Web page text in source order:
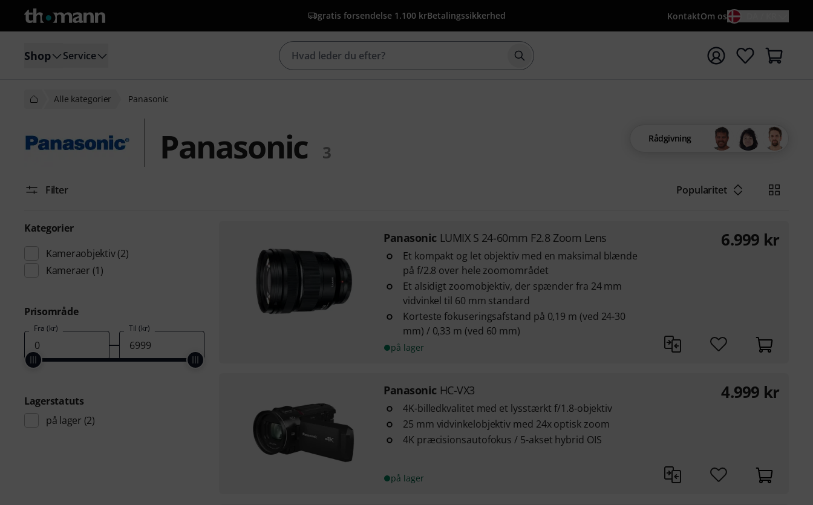
gratis forsendelse 1.100 krBetalingssikkerhed KontaktOm os
Shop Service Start søgning med søgeord {searchTerm}
Alle kategorier Panasonic
Panasonic 3
Rådgivning
Filter Popularitet
Kategorier
Kameraobjektiv(2)
Kameraer (1)
Prisområde
Fra (kr) Til (kr)
Lagerstatuts
på lager (2)
Panasonic LUMIX S 24-60mm F2.8 Zoom Lens
Et kompakt og let objektiv med en maksimal blænde
på f/2.8 over hele zoomområdet
Et alsidigt zoomobjektiv, der spænder fra 24 mm
vidvinkel til 60 mm standard
Korteste fokuseringsafstand på 0,19 m (ved 24-30
mm) / 0,33 m (ved 60 mm)
på lager
6.999 kr
Panasonic HC-VX3
4K-billedkvalitet med et lysstærkt f/1.8-objektiv
25 mm vidvinkelobjektiv med 24x optisk zoom
4K præcisionsautofokus / 5-akset hybrid OIS
på lager
4.999 kr